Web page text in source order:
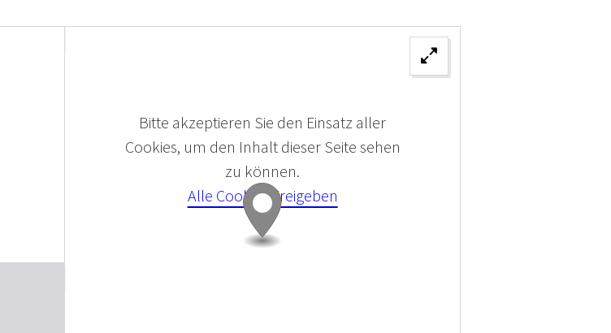
Bitte akzeptieren Sie den Einsatz aller
Cookies, um den Inhalt dieser Seite sehen
zu können.
Alle Cookies Freigeben